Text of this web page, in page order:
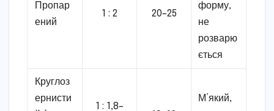
Пропар
ений
1 : 2 20–25
форму,
не
розварю
ється
Круглоз
ернисти
1 : 1,8–
М’який,